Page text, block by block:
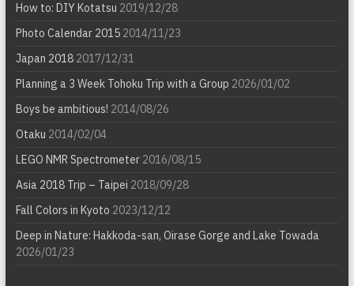
How to: DIY Kotatsu 2019/12/28
Photo Calendar 20152014/11/23
Japan 20182017/12/31
Planning a 3 Week Tohoku Trip with a Group 2026/01/02
Boys be ambitious! 2014/08/26
Otaku 2014/02/04
LEGO NMR Spectrometer2016/08/15
Asia 2018 Trip – Taipei 2018/09/28
Fall Colors in Kyoto 2023/12/12
Deep in Nature: Hakkoda-san, Oirase Gorge and Lake Towada
2026/01/23